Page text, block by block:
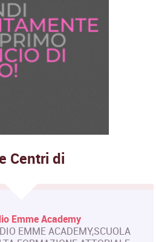
Centri di
Emme Academy
EMME ACADEMY,SCUOLA